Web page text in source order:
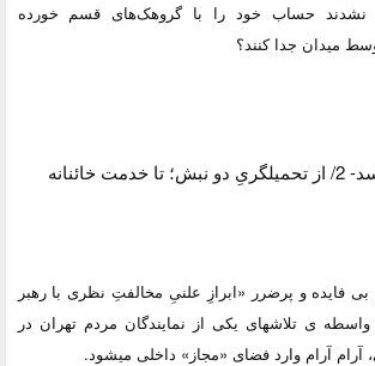
حساب خود را با گروهک‌های قسم خورده
میدان جدا کنند؟
فاش‌گوییِ فهمِ فاسد- 2/ از تحمیلگریِ دو نبش؛ تا خدمت خائنانه
فایده و پرضرر «ابرازِ علنیِ مخالفتِ نظری با رهبر
واسطه ی تلاشهای یکی از نمایندگان مردم تهران در
آرام وارد فضای «مجاز» داخلی میشود.